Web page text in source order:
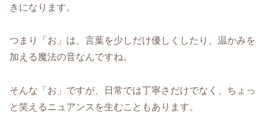
きになります。
つまり「お」は、言葉を少しだけ優しくしたり、温かみを
加える魔法の音なんですね。
そんな「お」ですが、日常では丁寧さだけでなく、ちょっ
と笑えるニュアンスを生むこともあります。